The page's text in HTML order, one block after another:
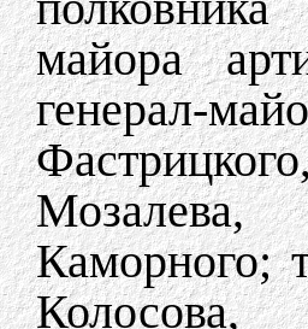
майора
генерал-
Каморного;
Колосова,